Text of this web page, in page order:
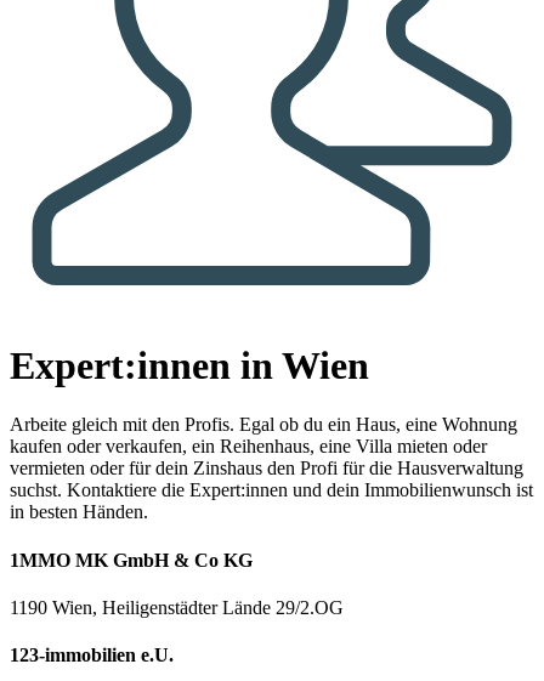
Expert:innen in Wien
Arbeite gleich mit den Profis. Egal ob du ein Haus, eine Wohnung
kaufen oder verkaufen, ein Reihenhaus, eine Villa mieten oder
vermieten oder für dein Zinshaus den Profi für die Hausverwaltung
suchst. Kontaktiere die Expert:innen und dein Immobilienwunsch ist
in besten Händen.
1MMO MK GmbH & Co KG
1190 Wien, Heiligenstädter Lände 29/2.OG
123-immobilien e.U.